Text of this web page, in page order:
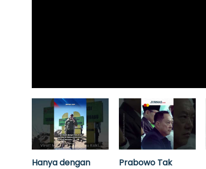
Hanya dengan
Prabowo Tak